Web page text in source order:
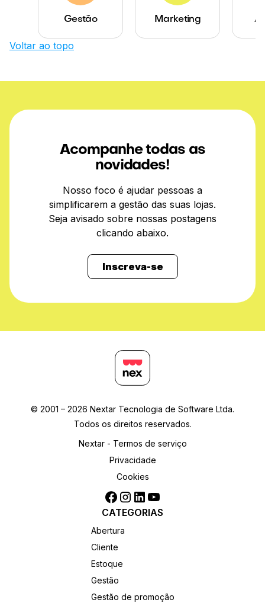
Gestão Marketing
Voltar ao topo
Acompanhe todas as
novidades!
Nosso foco é ajudar pessoas a
simplificarem a gestão das suas lojas.
Seja avisado sobre nossas postagens
clicando abaixo.
Inscreva-se
© 2001 – 2026 Nextar Tecnologia de Software Ltda.
Todos os direitos reservados.
Nextar - Termos de serviço
Privacidade
Cookies
CATEGORIAS
Abertura
Cliente
Estoque
Gestão
Gestão de promoção